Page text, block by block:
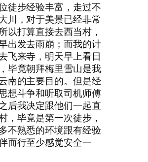
徒步经验丰富，走过不
川，对于美景已经非常
以打算直接去西当村，
出发去雨崩；而我的计
飞来寺，明天早上看日
毕竟朝拜梅里雪山是我
南的主要目的。但是经
想斗争和听取司机师傅
后我决定跟他们一起直
，毕竟是第一次徒步，
不熟悉的环境跟有经验
而行至少感觉安全一